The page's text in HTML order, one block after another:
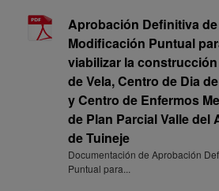
Aprobación Definitiva de
Modificación Puntual
viabilizar la
de Vela, Centro de Dia
y Centro de Enfermos
de Plan Parcial Valle del
de Tuineje
Documentación de Aprobación
Puntual para...